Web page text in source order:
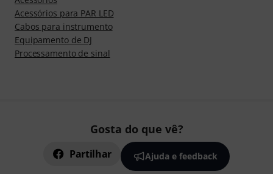
Acessórios para PAR LED
Cabos para instrumento
Equipamento de DJ
Processamento de sinal
Gosta do que vê?
Partilhar Ajuda e feedback